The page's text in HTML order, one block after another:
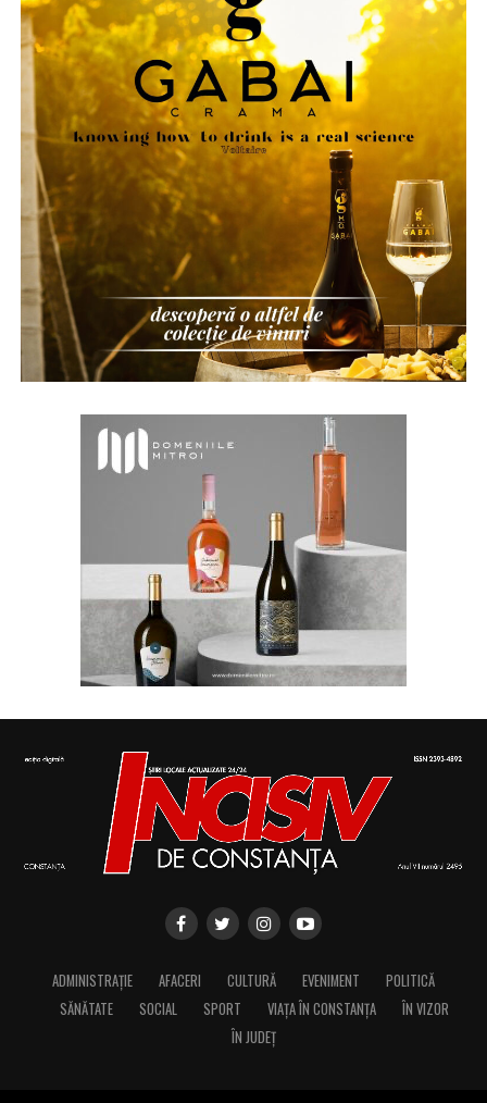
ADMINISTRAȚIE AFACERI CULTURĂ EVENIMENT
POLITICĂ
SĂNĂTATE
SOCIAL SPORT VIAȚA ÎN CONSTANȚA
ÎN VIZOR
ÎN JUDEȚ